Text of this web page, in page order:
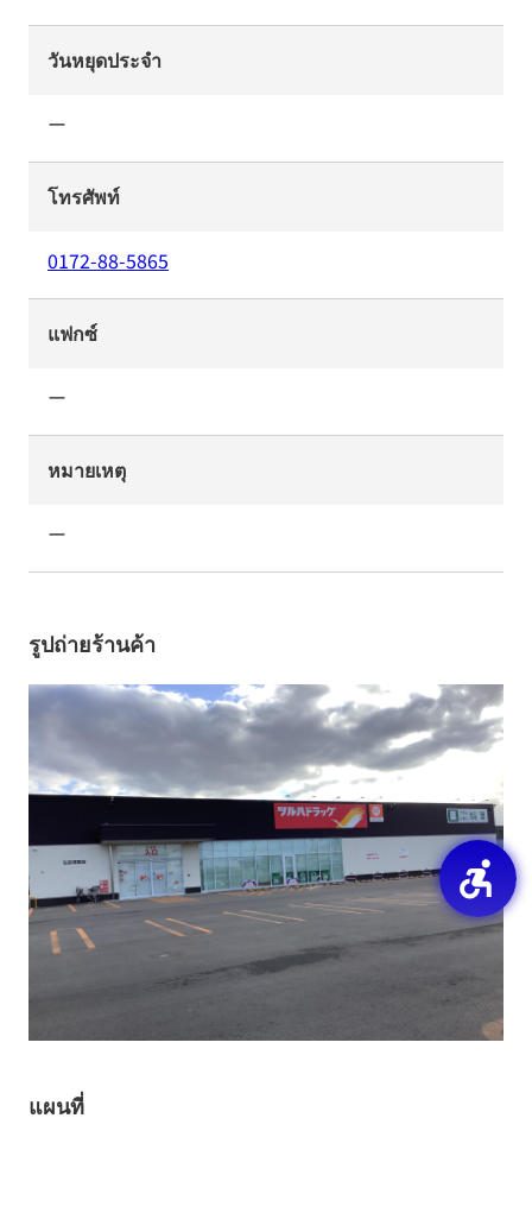
วันหยุดประจำ
ー
โทรศัพท์
0172-88-5865
แฟกซ์
ー
หมายเหตุ
ー
รูปถ่ายร้านค้า
แผนที่